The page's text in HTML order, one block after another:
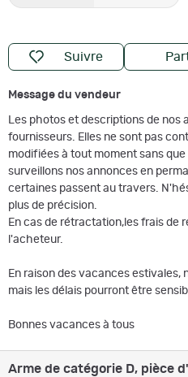
Suivre
Message du vendeur
Les photos et descriptions de
fournisseurs. Elles ne sont pas
modifiées à tout moment sans
surveillons nos annonces en
certaines passent au travers.
plus de précision.
En cas de rétractation,les frais de
l'acheteur.
En raison des vacances estivales,
mais les délais pourront être
Bonnes vacances à tous
Arme de catégorie D, pièce